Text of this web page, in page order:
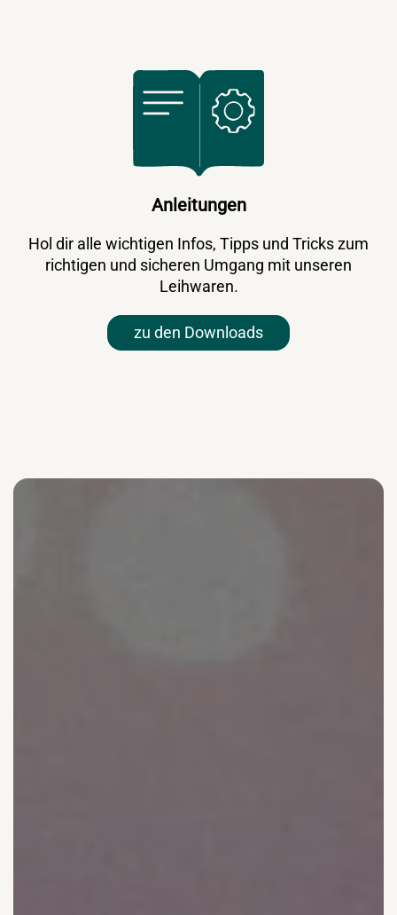
Anleitungen
Hol dir alle wichtigen Infos, Tipps und Tricks zum
richtigen und sicheren Umgang mit unseren
Leihwaren.
zu den Downloads